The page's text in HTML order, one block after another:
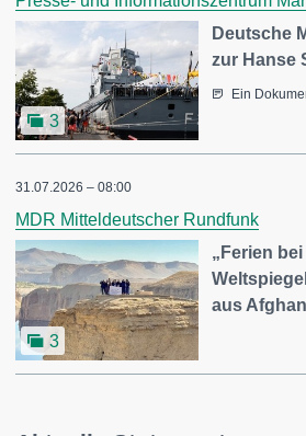
3
Deutsche
zur Hanse
Ein
31.07.2026 – 08:00
MDR Mitteldeutscher Rundfunk
3
„Ferien
aus